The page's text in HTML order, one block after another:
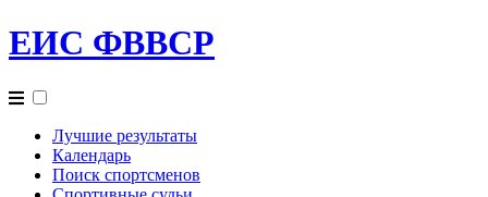
ЕИС ФВВСР
Лучшие результаты
Календарь
Поиск спортсменов